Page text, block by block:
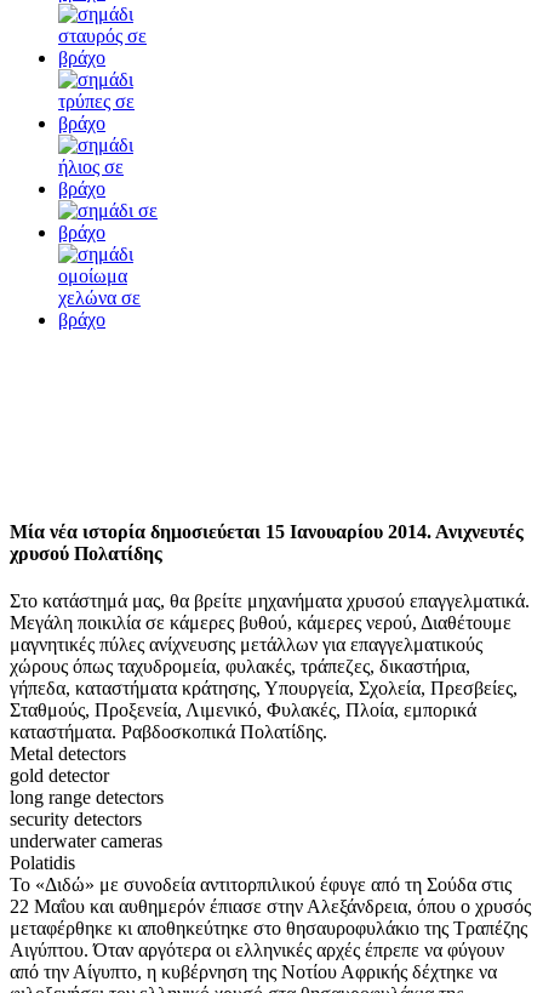
Μία νέα ιστορία δημοσιεύεται 15 Ιανουαρίου 2014. Ανιχνευτές
χρυσού Πολατίδης
Στο κατάστημά μας, θα βρείτε μηχανήματα χρυσού επαγγελματικά.
Μεγάλη ποικιλία σε κάμερες βυθού, κάμερες νερού, Διαθέτουμε
μαγνητικές πύλες ανίχνευσης μετάλλων για επαγγελματικούς
χώρους όπως ταχυδρομεία, φυλακές, τράπεζες, δικαστήρια,
γήπεδα, καταστήματα κράτησης, Υπουργεία, Σχολεία, Πρεσβείες,
Σταθμούς, Προξενεία, Λιμενικό, Φυλακές, Πλοία, εμπορικά
καταστήματα. Ραβδοσκοπικά Πολατίδης.
Metal detectors
gold detector
long range detectors
security detectors
underwater cameras
Polatidis
Το «Διδώ» με συνοδεία αντιτορπιλικού έφυγε από τη Σούδα στις
22 Μαΐου και αυθημερόν έπιασε στην Αλεξάνδρεια, όπου ο χρυσός
μεταφέρθηκε κι αποθηκεύτηκε στο θησαυροφυλάκιο της Τραπέζης
Αιγύπτου. Όταν αργότερα οι ελληνικές αρχές έπρεπε να φύγουν
από την Αίγυπτο, η κυβέρνηση της Νοτίου Αφρικής δέχτηκε να